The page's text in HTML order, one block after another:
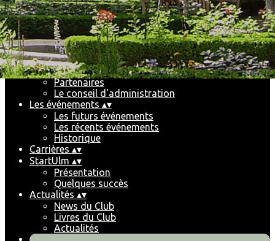
Cliquez pour éditer
Accueil▴▾
Le Club▴▾
Pourquoi et comment nous rejoindre
Partenaires
Le conseil d'administration
Les événements ▴▾
Les futurs événements
Les récents événements
Historique
Carrières ▴▾
StartUlm ▴▾
Présentation
Quelques succès
Actualités ▴▾
News du Club
Livres du Club
Actualités